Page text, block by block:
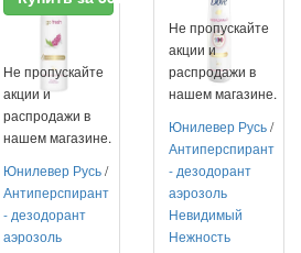
Не пропускайте
акции и
распродажи в
нашем магазине.
Юнилевер Русь/
Антиперспирант
- дезодорант
аэрозоль
Не пропускайте
акции и
распродажи в
нашем магазине.
Юнилевер Русь/
Антиперспирант
- дезодорант
аэрозоль
Невидимый
Нежность